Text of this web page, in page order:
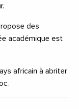
des
académique est
africain à abriter